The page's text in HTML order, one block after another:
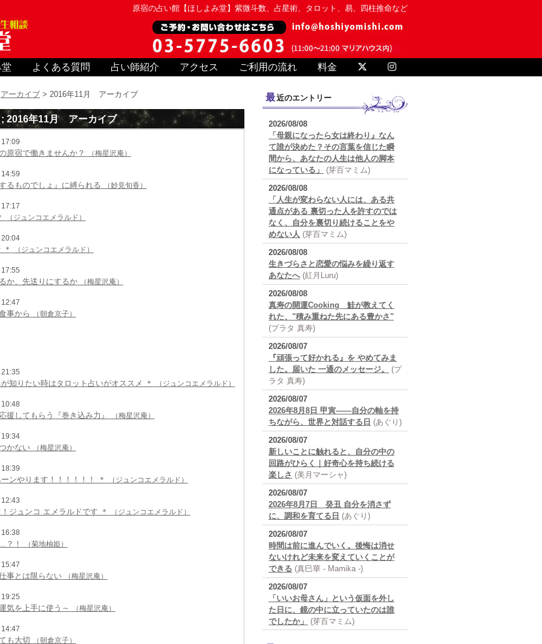
原宿の占い館【ほしよみ堂】紫微斗数、占星術、タロット、易、四柱推命など
よくある質問 占い師紹介 アクセス ご利用の流れ 料金
アーカイブ > 2016年11月 アーカイブ
; 2016年11月 アーカイブ
原宿で働きませんか？ （梅星沢庵）
るものでしょ』に縛られる （妙見旬香）
（ジュンコエメラルド）
（ジュンコエメラルド）
か、先送りにするか （梅星沢庵）
事から （朝倉京子）
知りたい時はタロット占いがオススメ ＊ （ジュンコエメラルド）
援してもらう『巻き込み力』 （梅星沢庵）
かない （梅星沢庵）
ンやります！！！！！！ ＊ （ジュンコエメラルド）
ジュンコ エメラルドです ＊ （ジュンコエメラルド）
？！ （菊地柚姫）
事とは限らない （梅星沢庵）
気を上手に使う～ （梅星沢庵）
も大切 （朝倉京子）
最近のエントリー
2026/08/08
「母親になったら女は終わり』なん
て誰が決めた？その言葉を信じた瞬
間から、あなたの人生は他人の脚本
になっている」
(芽百マミム)
2026/08/08
「人生が変わらない人には、ある共
通点がある 裏切った人を許すのでは
なく、自分を裏切り続けることをや
めない人 (芽百マミム)
2026/08/08
生きづらさと恋愛の悩みを繰り返す
あなたへ (紅月Luru)
2026/08/08
真寿の開運Cooking 鮭が教えてく
れた、"積み重ねた先にある豊かさ"
(プラタ 真寿)
2026/08/07
『頑張って好かれる』を やめてみま
した。届いた 一通のメッセージ。
(プ
ラタ 真寿)
2026/08/07
2026年8月8日 甲寅――自分の軸を持
ちながら、世界と対話する日 (あぐり)
2026/08/07
新しいことに触れると、自分の中の
回路がひらく｜好奇心を持ち続ける
楽しさ (美月マーシャ)
2026/08/07
2026年8月7日 癸丑 自分を消さず
に、調和を育てる日 (あぐり)
2026/08/07
時間は前に進んでいく。後悔は消せ
ないけれど未来を変えていくことが
できる (真巳華 - Mamika -)
2026/08/07
「いいお母さん」という仮面を外し
た日に、鏡の中に立っていたのは誰
でしたか」
(芽百マミム)